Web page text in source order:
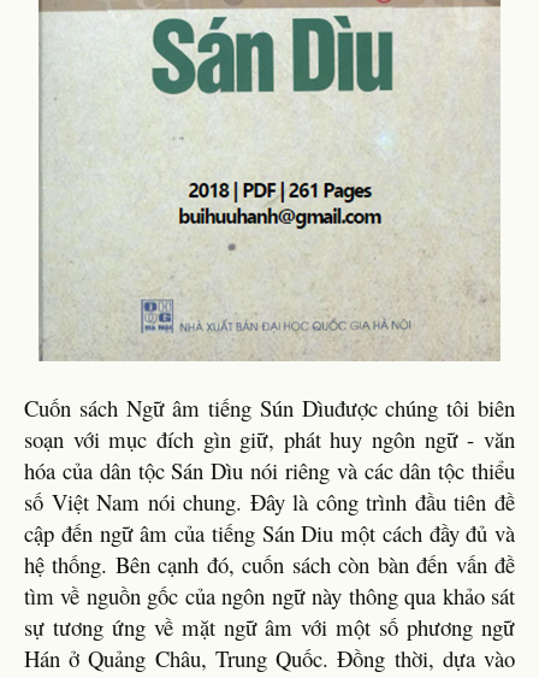
Cuốn sách Ngữ âm tiếng Sún Dìuđược chúng tôi biên
soạn với mục đích gìn giữ, phát huy ngôn ngữ - văn
hóa của dân tộc Sán Dìu nói riêng và các dân tộc thiểu
số Việt Nam nói chung. Đây là công trình đầu tiên đề
cập đến ngữ âm của tiếng Sán Diu một cách đầy đủ và
hệ thống. Bên cạnh đó, cuốn sách còn bàn đến vấn đề
tìm về nguồn gốc của ngôn ngữ này thông qua khảo sát
sự tương ứng về mặt ngữ âm với một số phương ngữ
Hán ở Quảng Châu, Trung Quốc. Đồng thời, dựa vào